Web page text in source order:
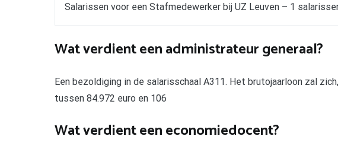
Salarissen voor een Stafmedewerker bij UZ Leuven – 1
Wat verdient een administrateur generaal?
Een bezoldiging in de salarisschaal A311. Het brutojaarloon zal
tussen 84.972 euro en 106
Wat verdient een economiedocent?